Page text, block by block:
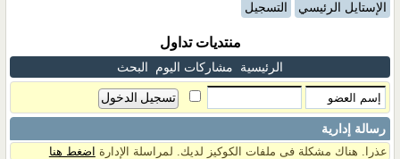
الإستايل الرئيسي التسجيل
منتديات تداول
الرئيسية مشاركات اليوم البحث
رسالة إدارية
عذرا. هناك مشكلة فى ملفات الكوكيز لديك. لمراسلة الإدارة اضغط هنا